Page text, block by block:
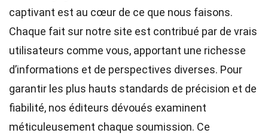
captivant est au cœur de ce que nous faisons.
Chaque fait sur notre site est contribué par de vrais
utilisateurs comme vous, apportant une richesse
d’informations et de perspectives diverses. Pour
garantir les plus hauts standards de précision et de
fiabilité, nos éditeurs dévoués examinent
méticuleusement chaque soumission. Ce